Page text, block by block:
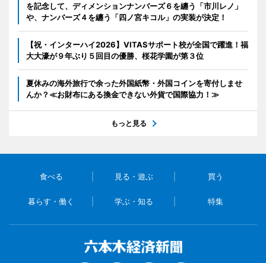
を記念して、ディメンションナンバーズ６を纏う「市川レノ」
や、ナンバーズ４を纏う「四ノ宮キコル」の実装が決定！
【祝・インターハイ2026】VITASサポート校が全国で躍進！福
大大濠が９年ぶり５回目の優勝、桜花学園が第３位
夏休みの海外旅行で余った外国紙幣・外国コインを寄付しませ
んか？≪お財布にある換金できない外貨で国際協力！≫
もっと見る
食べる 見る・遊ぶ 買う
暮らす・働く 学ぶ・知る 特集